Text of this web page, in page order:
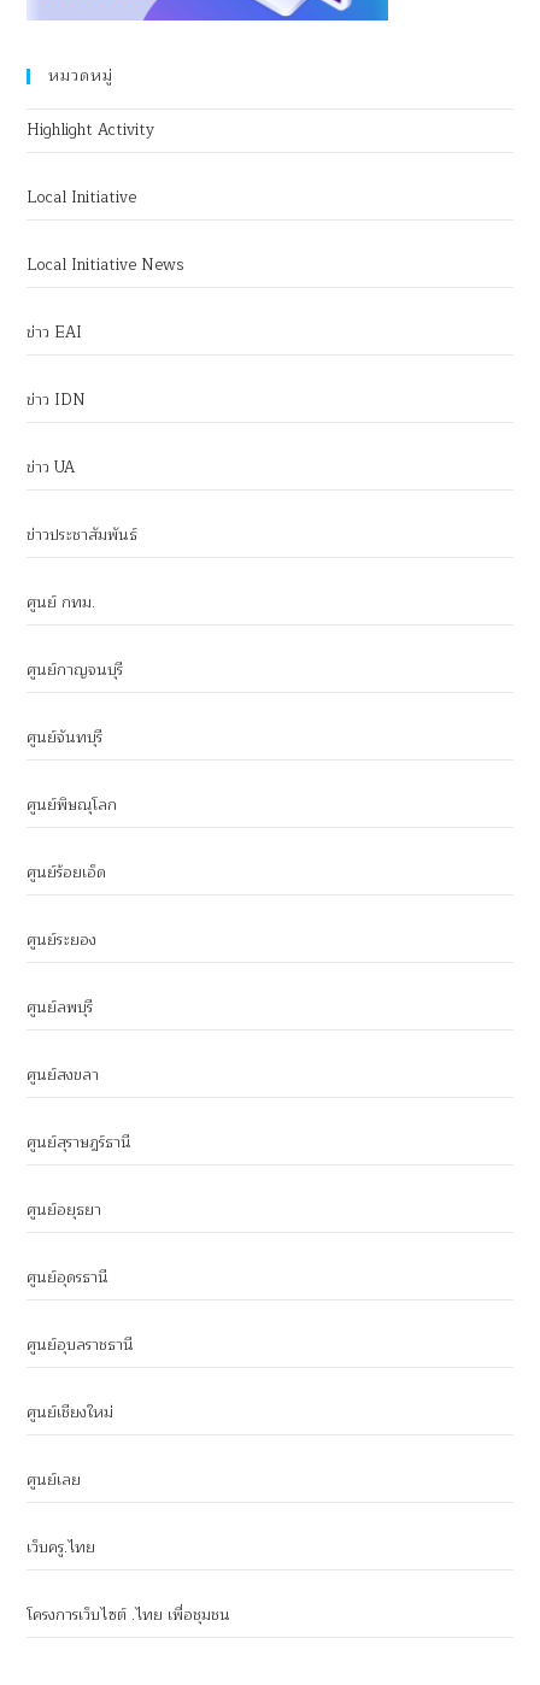
หมวดหมู่
Highlight Activity
Local Initiative
Local Initiative News
ข่าว EAI
ข่าว IDN
ข่าว UA
ข่าวประชาสัมพันธ์
ศูนย์ กทม.
ศูนย์กาญจนบุรี
ศูนย์จันทบุรี
ศูนย์พิษณุโลก
ศูนย์ร้อยเอ็ด
ศูนย์ระยอง
ศูนย์ลพบุรี
ศูนย์สงขลา
ศูนย์สุราษฎร์ธานี
ศูนย์อยุธยา
ศูนย์อุดรธานี
ศูนย์อุบลราชธานี
ศูนย์เชียงใหม่
ศูนย์เลย
เว็บครู.ไทย
โครงการเว็บไซต์ .ไทย เพื่อชุมชน